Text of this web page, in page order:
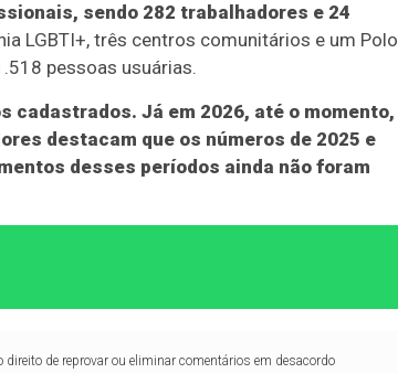
sendo 282 trabalhadores e 24
LGBTI+, três centros comunitários e um Polo
pessoas usuárias.
cadastrados. Já em 2026, até o momento,
destacam que os números de 2025 e
desses períodos ainda não foram
de reprovar ou eliminar comentários em desacordo